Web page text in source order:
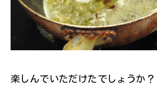
楽しんでいただけたでしょうか？